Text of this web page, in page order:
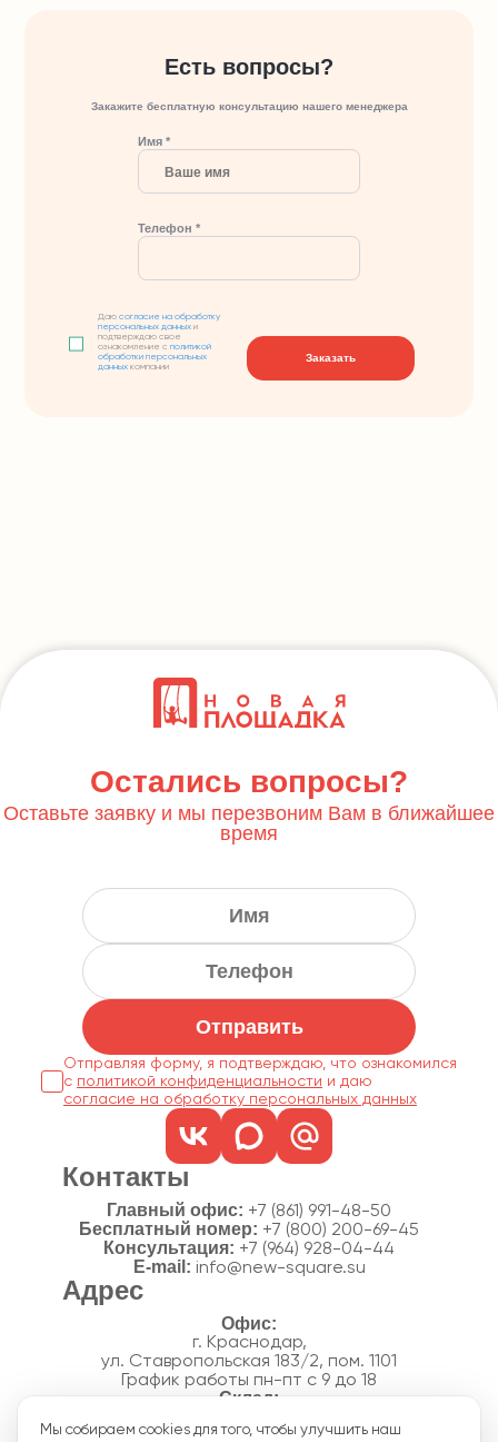
Есть вопросы?
Закажите бесплатную консультацию нашего менеджера
Имя *
Телефон *
Даюсогласие на обработку
персональных данных и
подтверждаю свое
ознакомление сполитикой
обработки персональных
данных компании
Заказать
Остались вопросы?
Оставьте заявку и мы перезвоним Вам в ближайшее
время
Отправить
Отправляя форму, я подтверждаю, что ознакомился
с политикой конфиденциальности
согласие на обработку персональных данных
Контакты
Главный офис: +7 (861) 991-48-50
Бесплатный номер: +7 (800) 200-69-45
Консультация: +7 (964) 928-04-44
E-mail: info@new-square.su
Адрес
г. Краснодар,
ул. Ставропольская 183/2, пом. 1101
График работы пн-пт с 9 до 18
п. Новознаменский, ул.Производственная, 15
Мы собираем cookies для того, чтобы улучшить наш